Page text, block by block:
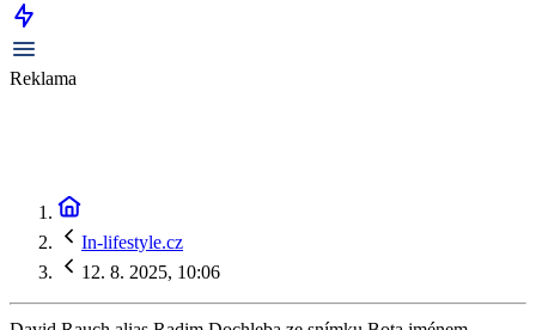
Reklama
In-lifestyle.cz
12. 8. 2025, 10:06